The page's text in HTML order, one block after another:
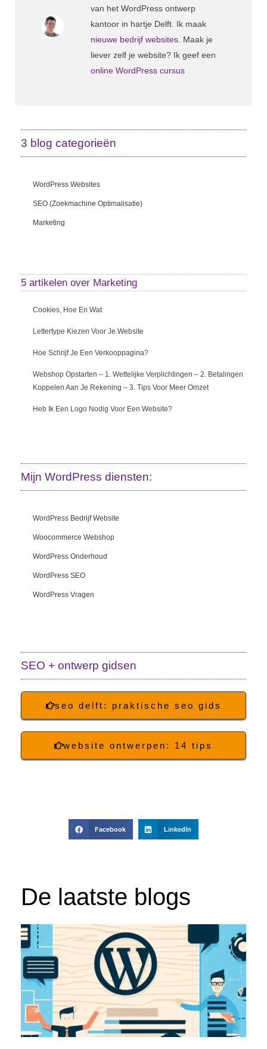
van het WordPress ontwerp
kantoor in hartje Delft. Ik maak
nieuwe bedrijf websites. Maak je
liever zelf je website? Ik geef een
online WordPress cursus
3 blog categorieën
WordPress Websites
SEO (zoekmachine Optimalisatie)
Marketing
5 artikelen over Marketing
Cookies, Hoe En Wat
Lettertype Kiezen Voor Je Website
Hoe Schrijf Je Een Verkooppagina?
Webshop Opstarten – 1. Wettelijke Verplichtingen – 2. Betalingen
Koppelen Aan Je Rekening – 3. Tips Voor Meer Omzet
Heb Ik Een Logo Nodig Voor Een Website?
Mijn WordPress diensten:
WordPress Bedrijf Website
Woocommerce Webshop
WordPress Onderhoud
WordPress SEO
WordPress Vragen
SEO + ontwerp gidsen
seo delft: praktische seo gids
website ontwerpen: 14 tips
Facebook LinkedIn
De laatste blogs